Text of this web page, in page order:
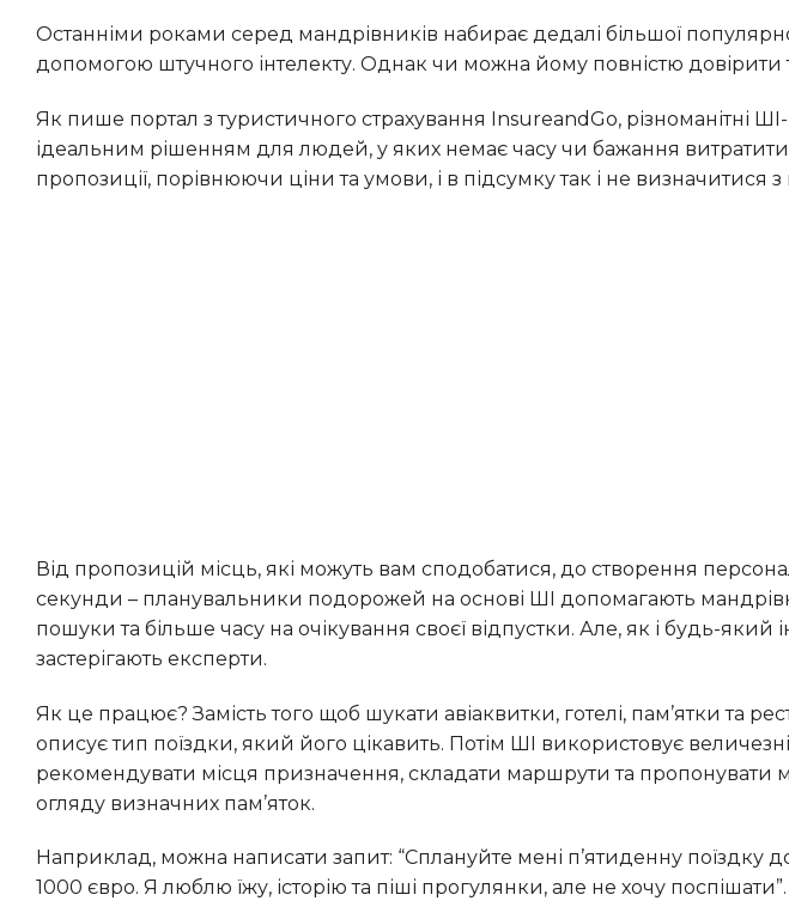
Останніми роками серед мандрівників набирає дедалі більшої популярності планування відпусток за
допомогою штучного інтелекту. Однак чи можна йому повністю довірити
Як пише портал з туристичного страхування InsureandGo, різноманітні ШІ-планувальники можуть стати
ідеальним рішенням для людей, у яких немає часу чи бажання
пропозиції, порівнюючи ціни та умови, і в підсумку так і не визначитися
Від пропозицій місць, які можуть вам сподобатися, до створення персоналізованих маршрутів за лічені
секунди – планувальники подорожей на основі ШІ допомагають
пошуки та більше часу на очікування своєї відпустки. Але, як і будь-який
застерігають експерти.
Як це працює? Замість того щоб шукати авіаквитки, готелі, пам’ятки та ресторани окремо, користувач просто
описує тип поїздки, який його цікавить. Потім ШІ використовує
рекомендувати місця призначення, складати маршрути та пропонувати
огляду визначних пам’яток.
Наприклад, можна написати запит: “Сплануйте мені п’ятиденну поїздку до Лісабона у вересні з бюджетом у
1000 євро. Я люблю їжу, історію та піші прогулянки, але не хочу поспішати”.